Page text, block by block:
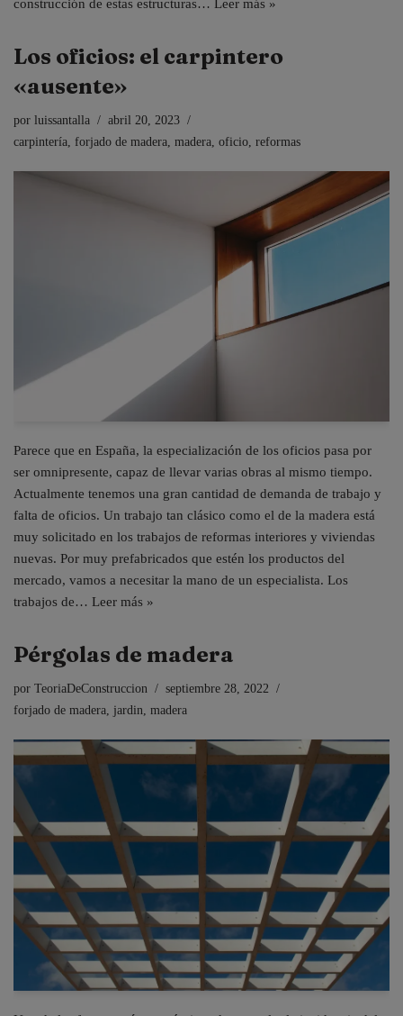
construcción de estas estructuras… Leer más »
Los oficios: el carpintero
«ausente»
por luissantalla
abril 20, 2023
carpintería forjado de madera madera oficio reformas
Parece que en España, la especialización de los oficios pasa por
ser omnipresente, capaz de llevar varias obras al mismo tiempo.
Actualmente tenemos una gran cantidad de demanda de trabajo y
falta de oficios. Un trabajo tan clásico como el de la madera está
muy solicitado en los trabajos de reformas interiores y viviendas
nuevas. Por muy prefabricados que estén los productos del
mercado, vamos a necesitar la mano de un especialista. Los
trabajos de… Leer más »
Pérgolas de madera
por TeoriaDeConstruccion
septiembre 28, 2022
forjado de madera, jardin, madera